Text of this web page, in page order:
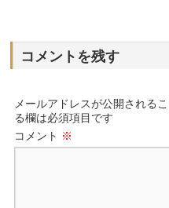
コメントを残す
メールアドレスが公開されるこ
る欄は必須項目です
コメント ※